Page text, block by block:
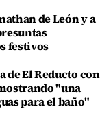
de León y a
festivos
de El Reducto con
"una
para el baño"